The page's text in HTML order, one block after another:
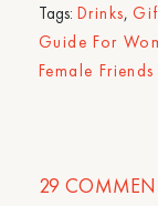
Tags: Drinks,
Guide For
Female Friends
29